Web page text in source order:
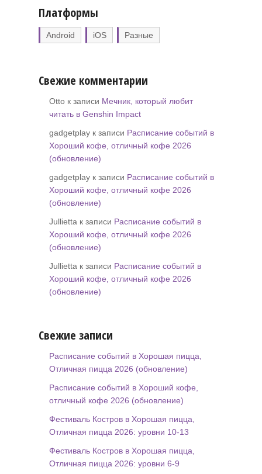
Платформы
Android iOS Разные
Свежие комментарии
Otto к записи Мечник, который любит
читать в Genshin Impact
gadgetplay к записи Расписание событий в
Хороший кофе, отличный кофе 2026
(обновление)
gadgetplay к записи Расписание событий в
Хороший кофе, отличный кофе 2026
(обновление)
Jullietta к записи Расписание событий в
Хороший кофе, отличный кофе 2026
(обновление)
Jullietta к записи Расписание событий в
Хороший кофе, отличный кофе 2026
(обновление)
Свежие записи
Расписание событий в Хорошая пицца,
Отличная пицца 2026 (обновление)
Расписание событий в Хороший кофе,
отличный кофе 2026 (обновление)
Фестиваль Костров в Хорошая пицца,
Отличная пицца 2026: уровни 10-13
Фестиваль Костров в Хорошая пицца,
Отличная пицца 2026: уровни 6-9